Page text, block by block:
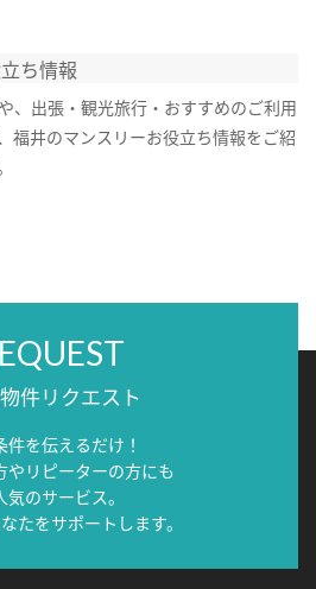
ち情報
、出張・観光旅行・おすすめのご利用
福井のマンスリーお役立ち情報をご紹
件リクエスト
件を伝えるだけ！
やリピーターの方にも
気のサービス。
たをサポートします。